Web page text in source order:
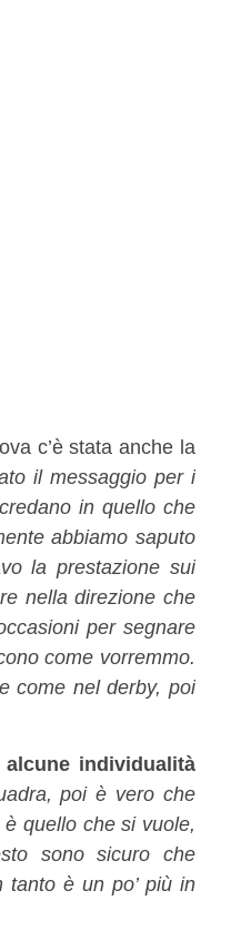
c’è stata anche la
il messaggio per i
in quello che
abbiamo saputo
la prestazione sui
nella direzione che
per segnare
come vorremmo.
come nel derby, poi
individualità
poi è vero che
quello che si vuole,
sono sicuro che
è un po’ più in